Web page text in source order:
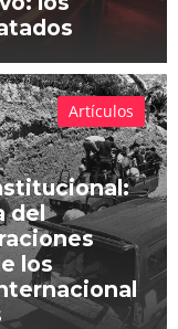
del
los
Artículos